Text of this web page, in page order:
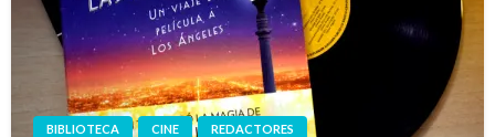
BIBLIOTECA CINE REDACTORES